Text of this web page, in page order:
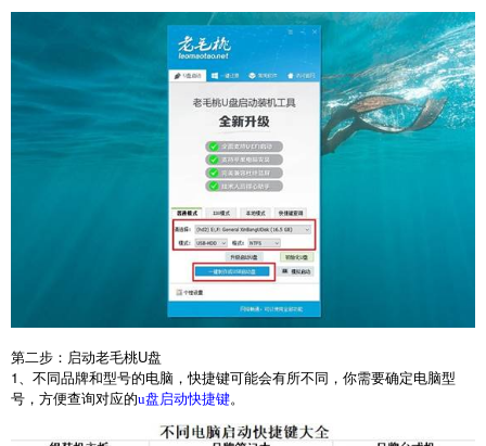
第二步：启动老毛桃U盘
1、不同品牌和型号的电脑，快捷键可能会有所不同，你需要确定电脑型
号，方便查询对应的u盘启动快捷键。